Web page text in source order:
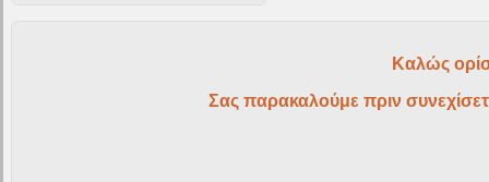
Καλώς
Σας παρακαλούμε πριν